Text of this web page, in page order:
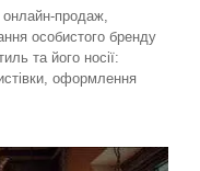
продаж,
особистого бренду
та його носії:
оформлення